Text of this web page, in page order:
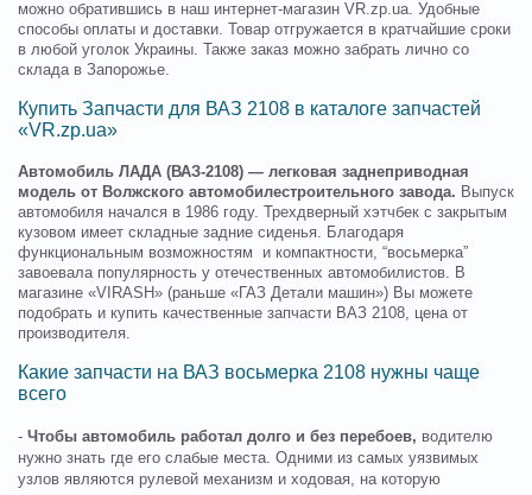
можно обратившись в наш интернет-магазин VR.zp.ua. Удобные
способы оплаты и доставки. Товар отгружается в кратчайшие сроки
в любой уголок Украины. Также заказ можно забрать лично со
склада в Запорожье.
Купить Запчасти для ВАЗ 2108 в каталоге запчастей
«VR.zp.ua»
Автомобиль ЛАДА (ВАЗ-2108) — легковая заднеприводная
модель от Волжского автомобилестроительного завода. Выпуск
автомобиля начался в 1986 году. Трехдверный хэтчбек с закрытым
кузовом имеет складные задние сиденья. Благодаря
функциональным возможностям и компактности, “восьмерка”
завоевала популярность у отечественных автомобилистов. В
магазине «VIRASH» (раньше «ГАЗ Детали машин») Вы можете
подобрать и купить качественные запчасти ВАЗ 2108, цена от
производителя.
Какие запчасти на ВАЗ восьмерка 2108 нужны чаще
всего
- Чтобы автомобиль работал долго и без перебоев, водителю
нужно знать где его слабые места. Одними из самых уязвимых
узлов являются рулевой механизм и ходовая, на которую